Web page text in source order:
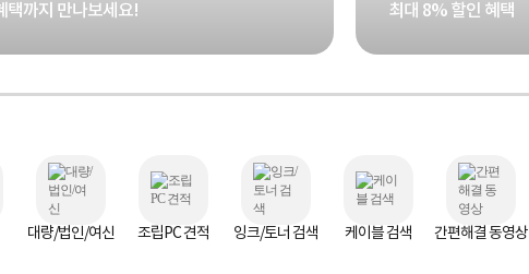
택까지 만나보세요! 최대 8% 할인 혜택
대량/법인/여신 조립PC 견적 잉크/토너 검색 케이블 검색 간편해결 동영상